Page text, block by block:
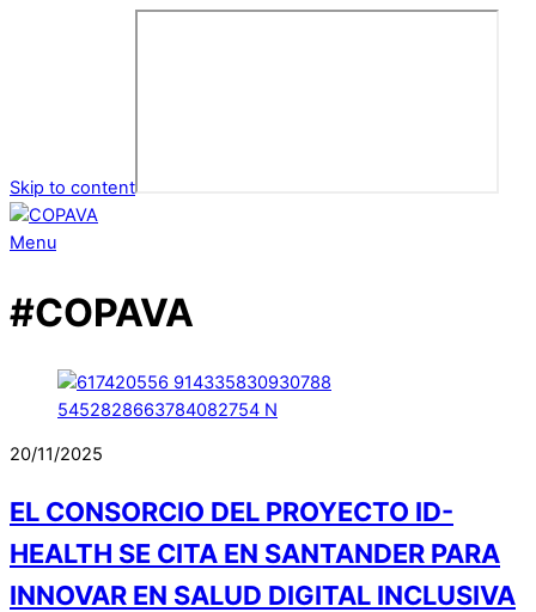
Skip to content
Menu
#COPAVA
20/11/2025
EL CONSORCIO DEL PROYECTO ID-
HEALTH SE CITA EN SANTANDER PARA
INNOVAR EN SALUD DIGITAL INCLUSIVA